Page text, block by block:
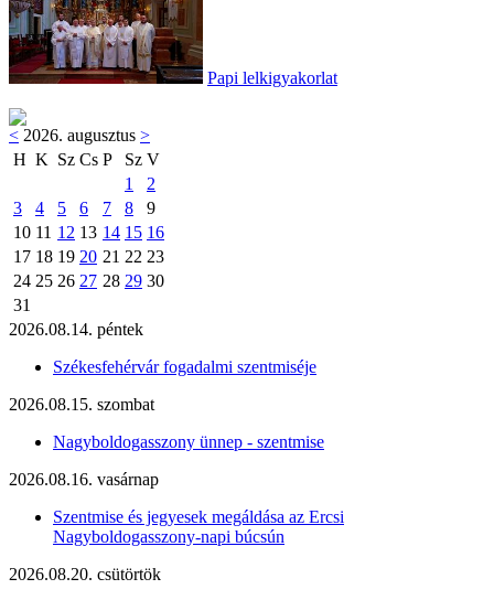
Papi lelkigyakorlat
< 2026. augusztus >
H K Sz Cs P Sz V
1
2
3
4 5 6 7 8
9
10 11 12 13 14 15 16
17 18 19 20 21 22 23
24 25 26 27 28 29 30
31
2026.08.14. péntek
Székesfehérvár fogadalmi szentmiséje
2026.08.15. szombat
Nagyboldogasszony ünnep - szentmise
2026.08.16. vasárnap
Szentmise és jegyesek megáldása az Ercsi
Nagyboldogasszony-napi búcsún
2026.08.20. csütörtök